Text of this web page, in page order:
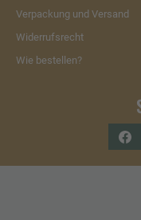
Verpackung und Versand
Widerrufsrecht
Wie bestellen?